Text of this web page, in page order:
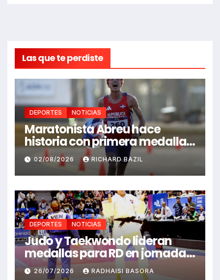
Las que te perdiste
DEPORTES NOTICIAS
Maratonista Abreu hace
historia con primera medalla
en Juegos Santo Domingo
2026
02/08/2026 RICHARD BAZIL
DEPORTES NOTICIAS
Judo y Taekwondo lideran
medallas para RD en jornada
de Juego Santo Domingo 2026
26/07/2026 RADHAISI BASORA